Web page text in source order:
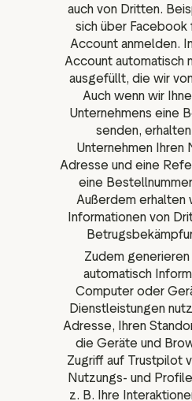
auch von Dritten.
sich über Facebook
Account anmelden.
Account automatisch
ausgefüllt, die wir
Auch wenn wir
Unternehmens eine
senden,
Unternehmen Ihren
Adresse und eine
eine
Außerdem erhalten
Informationen von
Zudem
automatisch
Computer oder
Dienstleistungen
Adresse, Ihren
die Geräte und
Zugriff auf Trustpilot
Nutzungs- und
z. B. Ihre